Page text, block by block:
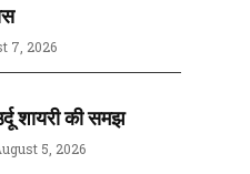
7, 2026
शायरी की समझ
5, 2026